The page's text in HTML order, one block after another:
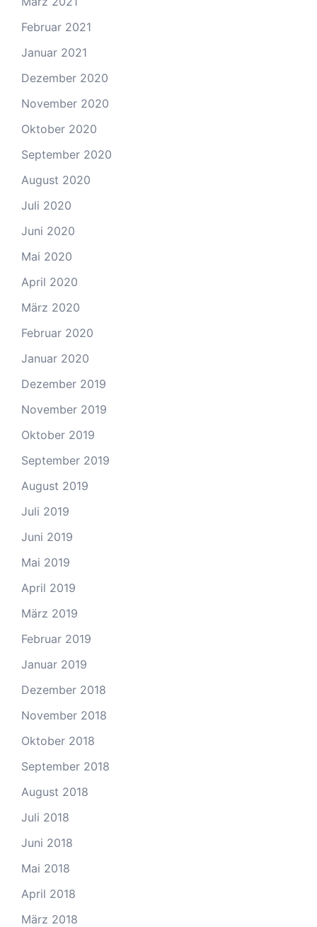
Februar 2021
Januar 2021
Dezember 2020
November 2020
Oktober 2020
September 2020
August 2020
Juli 2020
Juni 2020
Mai 2020
April 2020
März 2020
Februar 2020
Januar 2020
Dezember 2019
November 2019
Oktober 2019
September 2019
August 2019
Juli 2019
Juni 2019
Mai 2019
April 2019
März 2019
Februar 2019
Januar 2019
Dezember 2018
November 2018
Oktober 2018
September 2018
August 2018
Juli 2018
Juni 2018
Mai 2018
April 2018
März 2018